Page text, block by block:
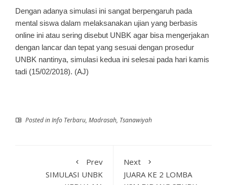
Dengan adanya simulasi ini sangat berpengaruh pada
mental siswa dalam melaksanakan ujian yang berbasis
online ini atau sering disebut UNBK agar bisa mengerjakan
dengan lancar dan tepat yang sesuai dengan prosedur
UNBK nantinya, simulasi kedua ini selesai pada hari kamis
tadi (15/02/2018). (AJ)
Posted inInfo Terbaru, Madrasah, Tsanawiyah
Prev
SIMULASI UNBK
Next
JUARA KE 2 LOMBA